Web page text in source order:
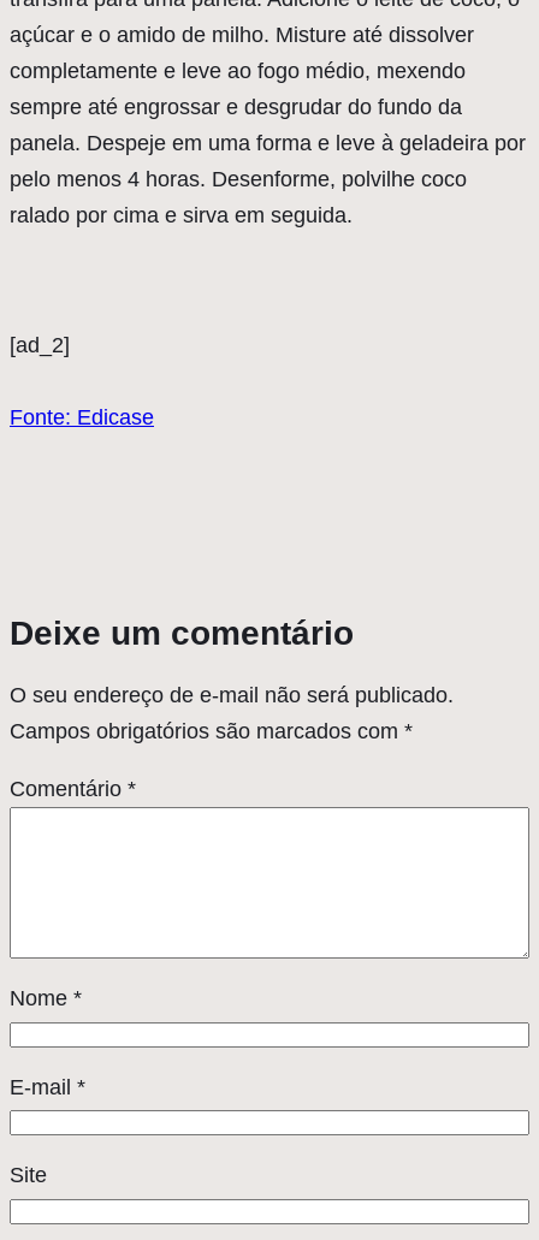
açúcar e o amido de milho. Misture até dissolver
completamente e leve ao fogo médio, mexendo
sempre até engrossar e desgrudar do fundo da
panela. Despeje em uma forma e leve à geladeira por
pelo menos 4 horas. Desenforme, polvilhe coco
ralado por cima e sirva em seguida.
[ad_2]
Fonte: Edicase
Deixe um comentário
O seu endereço de e-mail não será publicado.
Campos obrigatórios são marcados com *
Comentário *
Nome *
E-mail *
Site